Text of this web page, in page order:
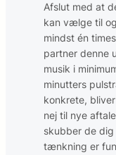
Afslut med at
kan vælge til
mindst én
partner denne
musik i
minutters
konkrete,
nej til nye
skubber de
tænkning er